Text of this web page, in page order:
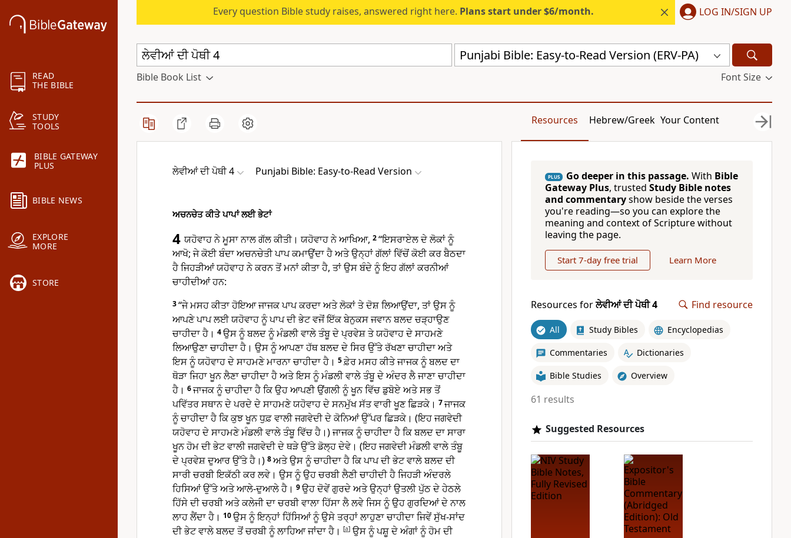
READ
THE BIBLE
STUDY
TOOLS
BIBLE GATEWAY
PLUS
BIBLE NEWS
EXPLORE
MORE
STORE
Every question Bible study raises, answered right here. Plans start under $6/month. LOG IN/SIGN UP
Punjabi Bible: Easy-to-Read Version (ERV-PA)
Bible Book List Font Size
Resources Hebrew/Greek Your Content
ਲੇਵੀਆਂ ਦੀ ਪੋਥੀ 4 Punjabi Bible: Easy-to-Read Version
ਅਚਨਚੇਤ ਕੀਤੇ ਪਾਪਾਂ ਲਈ ਭੇਟਾਂ
4 ਯਹੋਵਾਹ ਨੇ ਮੂਸਾ ਨਾਲ ਗੱਲ ਕੀਤੀ। ਯਹੋਵਾਹ ਨੇ ਆਖਿਆ, 2“ਇਸਰਾਏਲ ਦੇ ਲੋਕਾਂ ਨੂੰ
ਆਖੋ; ਜੇ ਕੋਈ ਬੰਦਾ ਅਚਨਚੇਤੀ ਪਾਪ ਕਮਾਉਂਦਾ ਹੈ ਅਤੇ ਉਨ੍ਹਾਂ ਗੱਲਾਂ ਵਿੱਚੋਂ ਕੋਈ ਕਰ ਬੈਠਦਾ
ਹੈ ਜਿਹੜੀਆਂ ਯਹੋਵਾਹ ਨੇ ਕਰਨ ਤੋਂ ਮਨਾਂ ਕੀਤਾ ਹੈ, ਤਾਂ ਉਸ ਬੰਦੇ ਨੂੰ ਇਹ ਗੱਲਾਂ ਕਰਨੀਆਂ
ਚਾਹੀਦੀਆਂ ਹਨ:
3“ਜੇ ਮਸਹ ਕੀਤਾ ਹੋਇਆ ਜਾਜਕ ਪਾਪ ਕਰਦਾ ਅਤੇ ਲੋਕਾਂ ਤੇ ਦੋਸ਼ ਲਿਆਉਂਦਾ, ਤਾਂ ਉਸ ਨੂੰ
ਆਪਣੇ ਪਾਪ ਲਈ ਯਹੋਵਾਹ ਨੂੰ ਪਾਪ ਦੀ ਭੇਟ ਵਜੋਂ ਇੱਕ ਬੇਨੁਕਸ ਜਵਾਨ ਬਲਦ ਚੜ੍ਹਾਉਣ
ਚਾਹੀਦਾ ਹੈ। 4ਉਸ ਨੂੰ ਬਲਦ ਨੂੰ ਮੰਡਲੀ ਵਾਲੇ ਤੰਬੂ ਦੇ ਪ੍ਰਵੇਸ਼ ਤੇ ਯਹੋਵਾਹ ਦੇ ਸਾਹਮਣੇ
ਲਿਆਉਣਾ ਚਾਹੀਦਾ ਹੈ। ਉਸ ਨੂੰ ਆਪਣਾ ਹੱਥ ਬਲਦ ਦੇ ਸਿਰ ਉੱਤੇ ਰੱਖਣਾ ਚਾਹੀਦਾ ਅਤੇ
ਇਸ ਨੂੰ ਯਹੋਵਾਹ ਦੇ ਸਾਹਮਣੇ ਮਾਰਨਾ ਚਾਹੀਦਾ ਹੈ। 5ਫ਼ੇਰ ਮਸਹ ਕੀਤੇ ਜਾਜਕ ਨੂੰ ਬਲਦ ਦਾ
ਥੋੜਾ ਜਿਹਾ ਖੂਨ ਲੈਣਾ ਚਾਹੀਦਾ ਹੈ ਅਤੇ ਇਸ ਨੂੰ ਮੰਡਲੀ ਵਾਲੇ ਤੰਬੂ ਦੇ ਅੰਦਰ ਲੈ ਜਾਣਾ ਚਾਹੀਦਾ
ਹੈ। 6ਜਾਜਕ ਨੂੰ ਚਾਹੀਦਾ ਹੈ ਕਿ ਉਹ ਆਪਣੀ ਉਂਗਲੀ ਨੂੰ ਖੂਨ ਵਿੱਚ ਡੁਬੋਏ ਅਤੇ ਸਭ ਤੋਂ
ਪਵਿੱਤਰ ਸਥਾਨ ਦੇ ਪਰਦੇ ਦੇ ਸਾਹਮਣੇ ਯਹੋਵਾਹ ਦੇ ਸਨਮੁੱਖ ਸੱਤ ਵਾਰੀ ਖੂਣ ਛਿੜਕੇ। 7ਜਾਜਕ
ਨੂੰ ਚਾਹੀਦਾ ਹੈ ਕਿ ਕੁਝ ਖੂਨ ਧੁਫ਼ ਵਾਲੀ ਜਗਵੇਦੀ ਦੇ ਕੋਨਿਆਂ ਉੱਪਰ ਛਿੜਕੇ। (ਇਹ ਜਗਵੇਦੀ
ਯਹੋਵਾਹ ਦੇ ਸਾਹਮਣੇ ਮੰਡਲੀ ਵਾਲੇ ਤੰਬੂ ਵਿੱਚ ਹੈ।) ਜਾਜਕ ਨੂੰ ਚਾਹੀਦਾ ਹੈ ਕਿ ਬਲਦ ਦਾ ਸਾਰਾ
ਖੂਨ ਹੋਮ ਦੀ ਭੇਟ ਵਾਲੀ ਜਗਵੇਦੀ ਦੇ ਥੜੇ ਉੱਤੇ ਡੋਲ੍ਹ ਦੇਵੇ। (ਇਹ ਜਗਵੇਦੀ ਮੰਡਲੀ ਵਾਲੇ ਤੰਬੂ
ਦੇ ਪ੍ਰਵੇਸ਼ ਦੁਆਰ ਉੱਤੇ ਹੈ।) 8ਅਤੇ ਉਸ ਨੂੰ ਚਾਹੀਦਾ ਹੈ ਕਿ ਪਾਪ ਦੀ ਭੇਟ ਵਾਲੇ ਬਲਦ ਦੀ
ਸਾਰੀ ਚਰਬੀ ਇਕੱਠੀ ਕਰ ਲਵੇ। ਉਸ ਨੂੰ ਉਹ ਚਰਬੀ ਲੈਣੀ ਚਾਹੀਦੀ ਹੈ ਜਿਹੜੀ ਅੰਦਰਲੇ
ਹਿਸਿਆਂ ਉੱਤੇ ਅਤੇ ਆਲੇ-ਦੁਆਲੇ ਹੈ। 9ਉਹ ਦੋਵੇਂ ਗੁਰਦੇ ਅਤੇ ਉਨ੍ਹਾਂ ਉਤਲੀ ਪੁੱਠ ਦੇ ਹੇਠਲੇ
ਹਿੱਸੇ ਦੀ ਚਰਬੀ ਅਤੇ ਕਲੇਜੀ ਦਾ ਚਰਬੀ ਵਾਲਾ ਹਿੱਸਾ ਲੈ ਲਵੇ ਜਿਸ ਨੂੰ ਉਹ ਗੁਰਦਿਆਂ ਦੇ ਨਾਲ
ਲਾਹ ਲੈਂਦਾ ਹੈ। 10ਉਸ ਨੂੰ ਇਨ੍ਹਾਂ ਹਿੱਸਿਆਂ ਨੂੰ ਉਸੇ ਤਰ੍ਹਾਂ ਲਾਹੁਣਾ ਚਾਹੀਦਾ ਜਿਵੇਂ ਸੁੱਖ-ਸਾਂਦ
ਦੀ ਭੇਟ ਵਾਲੇ ਬਲਦ ਤੋਂ ਚਰਬੀ ਨੂੰ ਲਾਹਿਆ ਜਾਂਦਾ ਹੈ। [a] ਉਸ ਨੂੰ ਪਸ਼ੂ ਦੇ ਅੰਗਾਂ ਨੂੰ ਹੋਮ ਦੀ
PLUS Go deeper in this passage. With Bible
Gateway Plus, trusted Study Bible notes
and commentaryshow beside the verses
you're reading—so you can explore the
meaning and context of Scripture without
leaving the page.
Start 7-day free trial Learn More
Resources forਲੇਵੀਆਂ ਦੀ ਪੋਥੀ 4 Find resource
All Study Bibles Encyclopedias
Commentaries Dictionaries
Bible Studies Overview
61 results
Suggested Resources